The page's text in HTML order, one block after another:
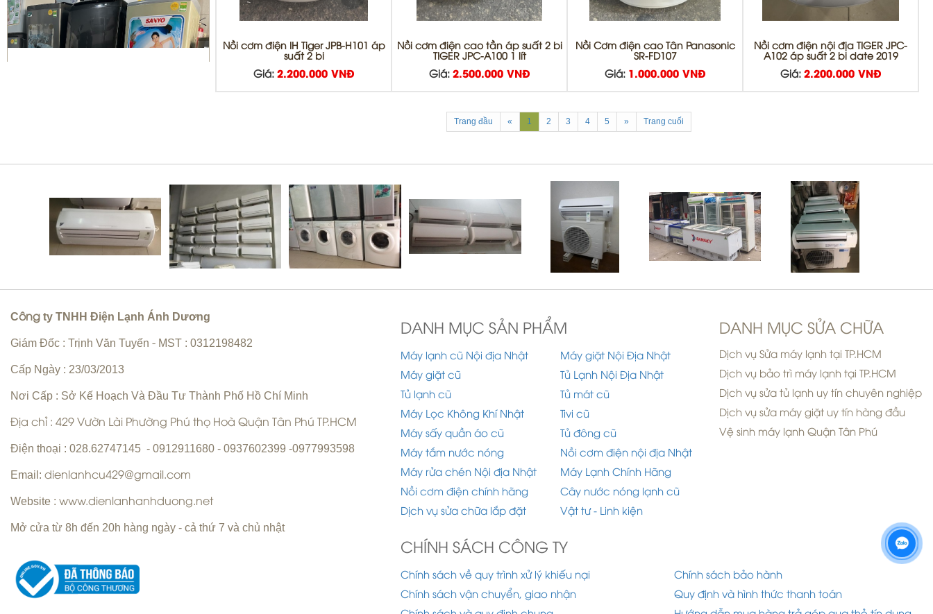
Bơm gas máy lạnh quận 10
Vệ sinh máy lạnh Quận 6 | Bơm gas
máy lạnh Quận 6 |
lạnh Quận 5
Sửa máy giặt Quận Tân Phú Uy Tín
Nồi cơm điện IH Tiger JPB-H101 áp
suất 2 bi
Giá: 2.200.000 VNĐ
Nồi cơm điện cao tần áp suất 2 bi
TIGER JPC-A100 1 lít
Giá: 2.500.000 VNĐ
Nồi Cơm điện cao Tân Panasonic
SR-FD107
Giá: 1.000.000 VNĐ
Nồi cơm điện nội địa TIGER JPC-
A102 áp suất 2 bi date 2019
Giá: 2.200.000 VNĐ
Trang đầu « 1 2 3 4 5 » Trang cuối
Công ty TNHH Điện Lạnh Ánh Dương
Giám Đốc : Trịnh Văn Tuyến - MST : 0312198482
Cấp Ngày : 23/03/2013
Nơi Cấp : Sở Kế Hoạch Và Đầu Tư Thành Phố Hồ Chí Minh
Địa chỉ : 429 Vườn Lài Phường Phú thọ Hoà Quận Tân Phú TP.HCM
Điện thoại : 028.62747145 - 0912911680 - 0937602399 -0977993598
Email: dienlanhcu429@gmail.com
Website : www.dienlanhanhduong.net
Mở cửa từ 8h đến 20h hàng ngày - cả thứ 7 và chủ nhật
DANH MỤC SẢN PHẨM
Máy lạnh cũ Nội địa Nhật
Máy giặt Nội Địa Nhật
Máy giặt cũ
Tủ Lạnh Nội Địa Nhật
Tủ lạnh cũ
Tủ mát cũ
Máy Lọc Không Khí Nhật
Tivi cũ
Máy sấy quần áo cũ
Tủ đông cũ
Máy tắm nước nóng
Nồi cơm điện nội địa Nhật
Máy rửa chén Nội địa Nhật
Máy Lạnh Chính Hãng
Nồi cơm điện chính hãng
Cây nước nóng lạnh cũ
Dịch vụ sửa chữa lắp đặt
Vật tư - Linh kiện
DANH MỤC SỬA CHỮA
Dịch vụ Sửa máy lạnh tại TP.HCM
Dịch vụ bảo trì máy lạnh tại TP.HCM
Dịch vụ sửa tủ lạnh uy tín chuyên nghiệp
Dịch vụ sửa máy giặt uy tín hàng đầu
Vệ sinh máy lạnh Quận Tân Phú
CHÍNH SÁCH CÔNG TY
Chính sách về quy trình xử lý khiếu nại
Chính sách bảo hành
Chính sách vận chuyển, giao nhận
Quy định và hình thức thanh toán